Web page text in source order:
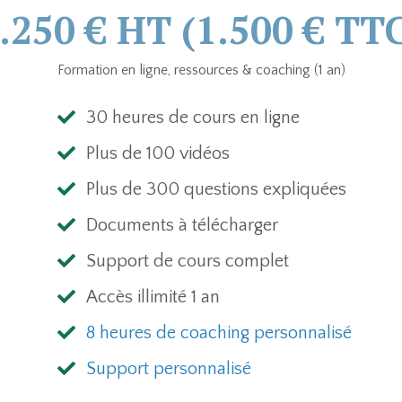
€ HT (1.500 €
Formation en ligne, ressources & coaching (1 an)
30 heures de cours en ligne
Plus de 100 vidéos
Plus de 300 questions expliquées
Documents à télécharger
Support de cours complet
Accès illimité 1 an
8 heures de coaching personnalisé
Support personnalisé